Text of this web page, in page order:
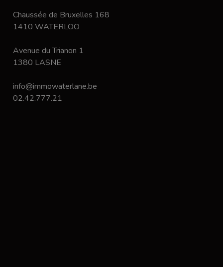
Chaussée de Bruxelles 168
1410 WATERLOO
Avenue du Trianon 1
1380 LASNE
info@immowaterlane.be
02.42.777.21